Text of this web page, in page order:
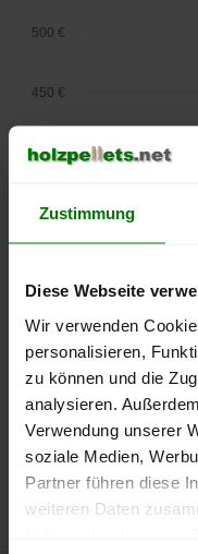
Zustimmung
Diese Webseite
Wir verwenden
personalisieren,
zu können und die
analysieren.
Verwendung unserer
soziale Medien,
Partner führen diese
weiteren Daten
lose
September
250 €
350 €
400 €
450 €
500 €
Die aktuelle
können Sie